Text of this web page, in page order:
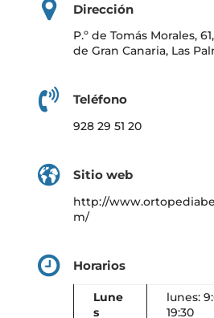
Dirección
P.º de Tomás Morales,
de Gran Canaria, Las
Teléfono
928 29 51 20
Sitio web
http://
m/
Horarios
Lune
s
lunes:
19:30